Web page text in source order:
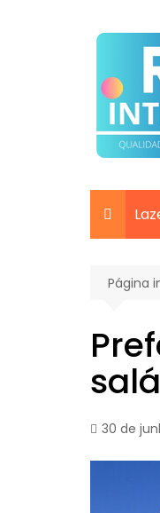
Página
30 de